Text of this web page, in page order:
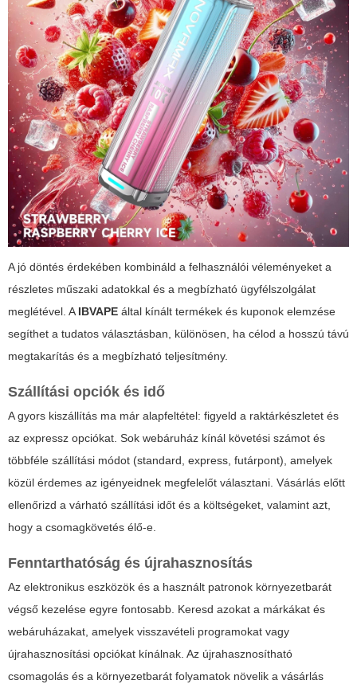
A jó döntés érdekében kombináld a felhasználói véleményeket a
részletes műszaki adatokkal és a megbízható ügyfélszolgálat
meglétével. AIBVAPE által kínált termékek és kuponok elemzése
segíthet a tudatos választásban, különösen, ha célod a hosszú távú
megtakarítás és a megbízható teljesítmény.
Szállítási opciók és idő
A gyors kiszállítás ma már alapfeltétel: figyeld a raktárkészletet és
az expressz opciókat. Sok webáruház kínál követési számot és
többféle szállítási módot (standard, express, futárpont), amelyek
közül érdemes az igényeidnek megfelelőt választani. Vásárlás előtt
ellenőrizd a várható szállítási időt és a költségeket, valamint azt,
hogy a csomagkövetés élő-e.
Fenntarthatóság és újrahasznosítás
Az elektronikus eszközök és a használt patronok környezetbarát
végső kezelése egyre fontosabb. Keresd azokat a márkákat és
webáruházakat, amelyek visszavételi programokat vagy
újrahasznosítási opciókat kínálnak. Az újrahasznosítható
csomagolás és a környezetbarát folyamatok növelik a vásárlás